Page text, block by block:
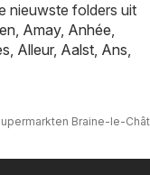
nieuwste folders uit
, Amay, Anhée,
, Alleur, Aalst, Ans,
Braine-le-